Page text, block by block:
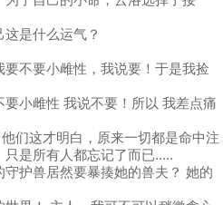
是什么运气？
不要小雌性，我说要！于是我捡
小雌性 我说不要！所以 我差点痛
们这才明白，原来一切都是命中注
是所有人都忘记了而已.....
护兽居然要暴揍她的兽夫？ 她的